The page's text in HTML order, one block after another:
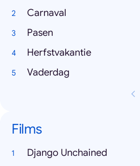
Carnaval
Pasen
Herfstvakantie
Vaderdag
Films
Django Unchained